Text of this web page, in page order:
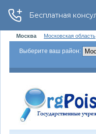
Москва Московская область
Выберите ваш район: